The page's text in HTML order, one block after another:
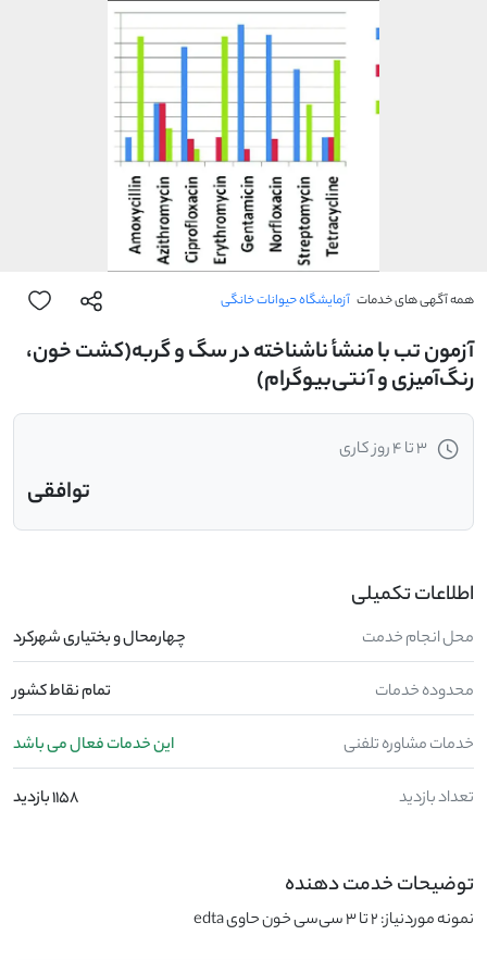
همه آگهی های خدمات آزمایشگاه حیوانات خانگی
آزمون تب با منشأ ناشناخته در سگ و گربه(کشت خون،
رنگ‌آمیزی و آنتی‌بیوگرام)
3 تا 4 روز کاری
توافقی
اطلاعات تکمیلی
محل انجام خدمت چهارمحال و بختیاری شهرکرد
محدوده خدمات تمام نقاط کشور
خدمات مشاوره تلفنی این خدمات فعال می باشد
تعداد بازدید 1158 بازدید
توضیحات خدمت دهنده
نمونه موردنیاز: 2 تا 3 سی‌سی خون حاوی edta